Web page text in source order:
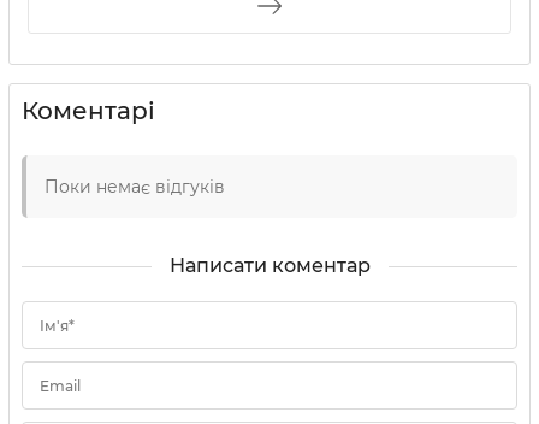
Коментарі
Поки немає відгуків
Написати коментар
Ім'я*
Email